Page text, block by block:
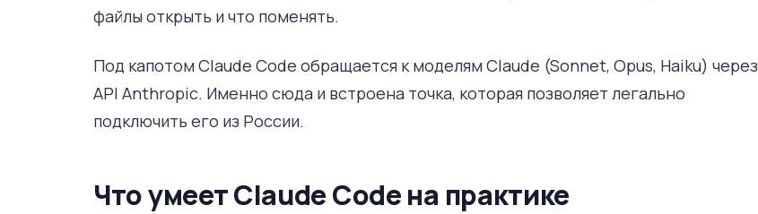
файлы открыть и что поменять.
Под капотом Claude Code обращается к моделям Claude (Sonnet, Opus, Haiku) через
API Anthropic. Именно сюда и встроена точка, которая позволяет легально
подключить его из России.
Что умеет Claude Code на практике